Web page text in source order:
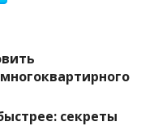
секреты